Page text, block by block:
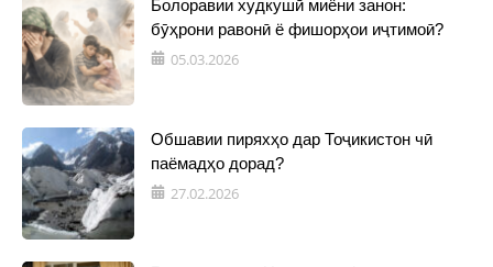
Болоравии худкушӣ миёни занон:
бӯҳрони равонӣ ё фишорҳои иҷтимоӣ?
05.03.2026
Обшавии пиряхҳо дар Тоҷикистон чӣ
паёмадҳо дорад?
27.02.2026